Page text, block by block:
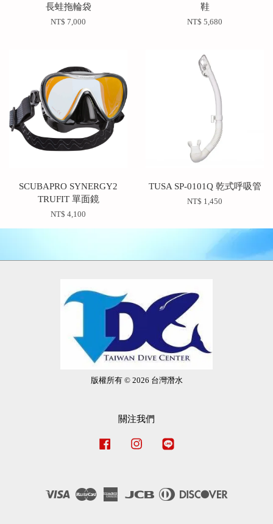
長蛙拖輪袋
NT$ 7,000
鞋
NT$ 5,680
SCUBAPRO SYNERGY2
TRUFIT 單面鏡
NT$ 4,100
TUSA SP-0101Q 乾式呼吸管
NT$ 1,450
版權所有 © 2026 台灣潛水
關注我們
Facebook Instagram
Visa Master
American
JCB
Diners